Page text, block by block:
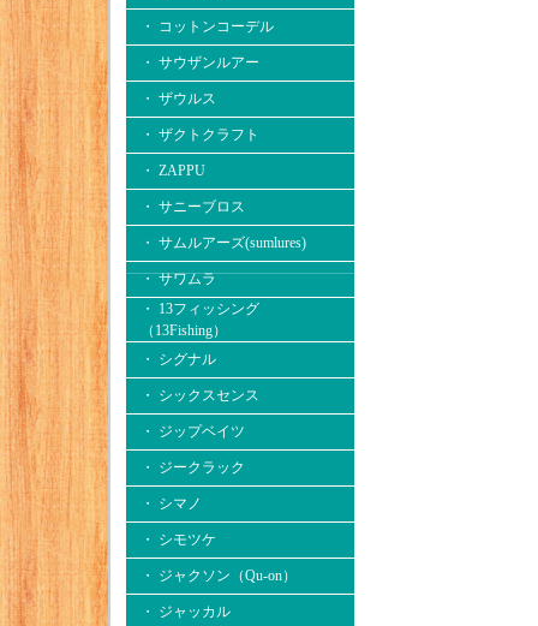
・ コットンコーデル
・ サウザンルアー
・ ザウルス
・ ザクトクラフト
・ ZAPPU
・ サニーブロス
・ サムルアーズ(sumlures)
・ サワムラ
・ 13フィッシング
（13Fishing）
・ シグナル
・ シックスセンス
・ ジップベイツ
・ ジークラック
・ シマノ
・ シモツケ
・ ジャクソン（Qu-on）
・ ジャッカル